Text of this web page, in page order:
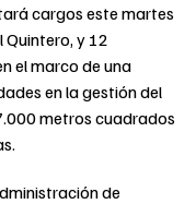
cargos este martes
y 12
el marco de una
en la gestión del
metros cuadrados
de